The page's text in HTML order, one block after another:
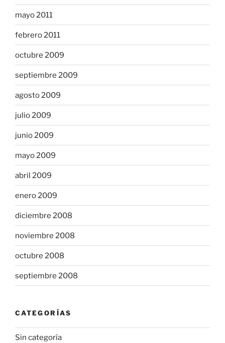
mayo 2011
febrero 2011
octubre 2009
septiembre 2009
agosto 2009
julio 2009
junio 2009
mayo 2009
abril 2009
enero 2009
diciembre 2008
noviembre 2008
octubre 2008
septiembre 2008
CATEGORÍAS
Sin categoría